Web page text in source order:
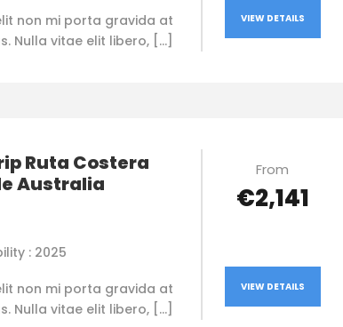
non mi porta gravida at
Nulla vitae elit libero, […]
VIEW DETAILS
Ruta Costera
Australia
: 2025
non mi porta gravida at
Nulla vitae elit libero, […]
From
€2,141
VIEW DETAILS